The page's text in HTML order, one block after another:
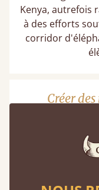
Kenya, autrefois
à des efforts
corridor
Créer
De nombreuses
travaille